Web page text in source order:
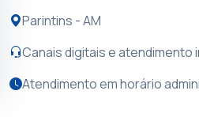
Parintins - AM
Canais digitais e atendimento
Atendimento em horário